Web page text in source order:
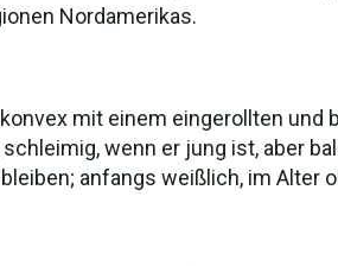
Nordamerikas.
mit einem eingerollten und
wenn er jung ist, aber
anfangs weißlich, im Alter